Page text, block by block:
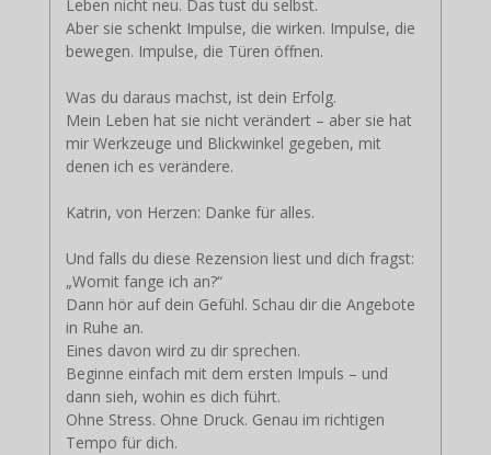
Leben nicht neu. Das tust du selbst.
Aber sie schenkt Impulse, die wirken. Impulse, die
bewegen. Impulse, die Türen öffnen.
Was du daraus machst, ist dein Erfolg.
Mein Leben hat sie nicht verändert – aber sie hat
mir Werkzeuge und Blickwinkel gegeben, mit
denen ich es verändere.
Katrin, von Herzen: Danke für alles.
Und falls du diese Rezension liest und dich fragst:
„Womit fange ich an?“
Dann hör auf dein Gefühl. Schau dir die Angebote
in Ruhe an.
Eines davon wird zu dir sprechen.
Beginne einfach mit dem ersten Impuls – und
dann sieh, wohin es dich führt.
Ohne Stress. Ohne Druck. Genau im richtigen
Tempo für dich.